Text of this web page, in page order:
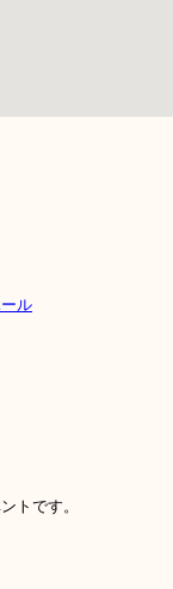
ル
トです。